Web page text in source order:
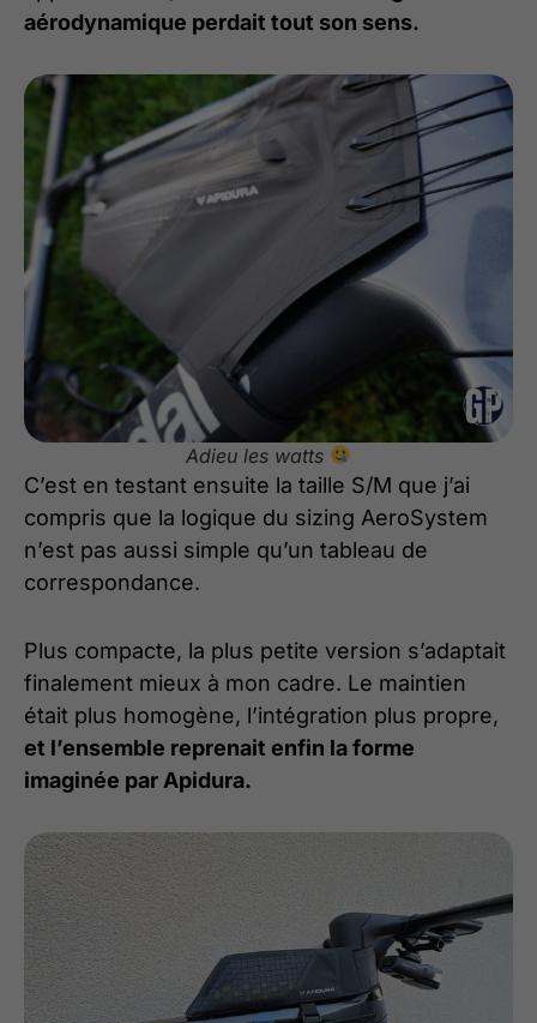
aérodynamique perdait tout son sens.
Adieu les watts
C’est en testant ensuite la taille S/M que j’ai
compris que la logique du sizing AeroSystem
n’est pas aussi simple qu’un tableau de
correspondance.
Plus compacte, la plus petite version s’adaptait
finalement mieux à mon cadre. Le maintien
était plus homogène, l’intégration plus propre,
et l’ensemble reprenait enfin la forme
imaginée par Apidura.